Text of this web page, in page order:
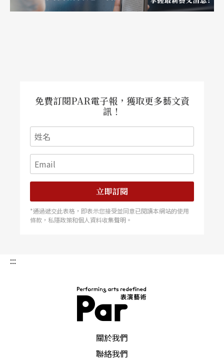
免費訂閱PAR電子報，獲取更多藝文資
訊！
立即訂閱
*通過遞交此表格，即表示您接受並同意已閱讀本網站的使用
條款，私隱政策和個人資料收集聲明。
:::
關於我們
聯絡我們